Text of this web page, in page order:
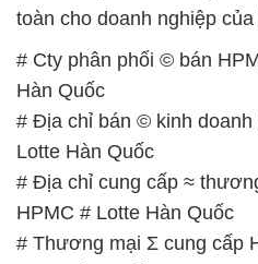
toàn cho doanh nghiệp của
# Cty phân phối © bán
Hàn Quốc
# Địa chỉ bán © kinh doanh
Lotte Hàn Quốc
# Địa chỉ cung cấp ≈
HPMC # Lotte Hàn Quốc
# Thương mại Σ cung cấp